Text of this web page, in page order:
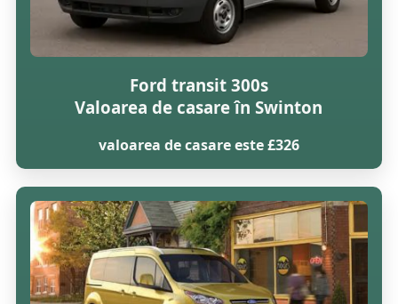
Ford transit 300s
Valoarea de casare în Swinton
valoarea de casare este £326